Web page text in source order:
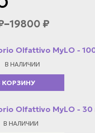
–19800 ₽
Olfattivo MyLO -
В НАЛИЧИИ
КОРЗИНУ
Olfattivo MyLO - 30
В НАЛИЧИИ